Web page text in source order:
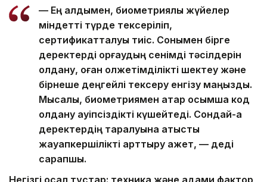
— Ең алдымен, биометриялық жүйелер
міндетті түрде тексеріліп,
сертификатталуы тиіс. Сонымен бірге
деректерді қорғаудың сенімді тәсілдерін
қолдану, оған қолжетімділікті шектеу және
бірнеше деңгейлі тексеру енгізу маңызды.
Мысалы, биометриямен қатар қосымша код
қолдану қауіпсіздікті күшейтеді. Сондай-ақ
деректердің таралуына қатысты
жауапкершілікті арттыру қажет, — деді
сарапшы.
Негізгі осал тұстар: техника және адами фактор